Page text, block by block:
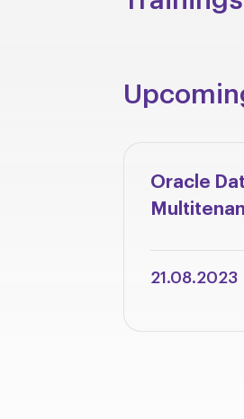
Oracle
21.08.2023